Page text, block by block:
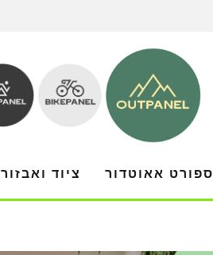
ספורט אאוטדור ציוד ואבזור